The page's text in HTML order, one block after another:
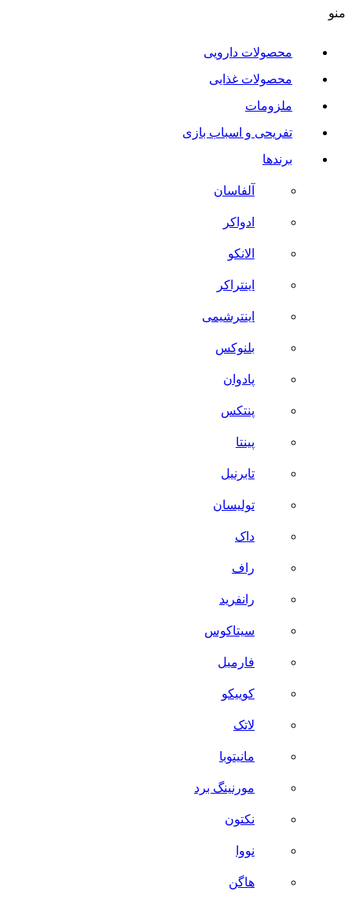
منو
محصولات دارویی
محصولات غذایی
ملزومات
تفریحی و اسباب بازی
برندها
آلفاسان
ادواکر
الانکو
اینتراکر
اینترشیمی
بلنوکس
پادوان
پنتکس
پینتا
تابرنیل
تولیسان
داک
راف
رانفرید
سیتاکوس
فارمیل
کوییکو
لاتک
مانیتوبا
مورنینگ برد
نکتون
نووا
هاگن